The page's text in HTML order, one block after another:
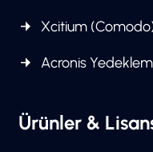
Xcitium
Acronis
Ürünler &